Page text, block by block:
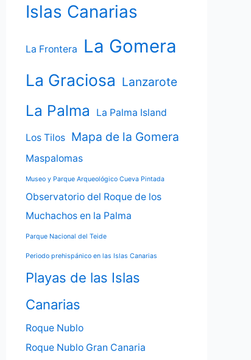
Islas Canarias
La Frontera La Gomera
La Graciosa Lanzarote
La Palma La Palma Island
Los Tilos Mapa de la Gomera
Maspalomas
Museo y Parque Arqueológico Cueva Pintada
Observatorio del Roque de los
Muchachos en la Palma
Parque Nacional del Teide
Periodo prehispánico en las Islas Canarias
Playas de las Islas
Canarias
Roque Nublo
Roque Nublo Gran Canaria